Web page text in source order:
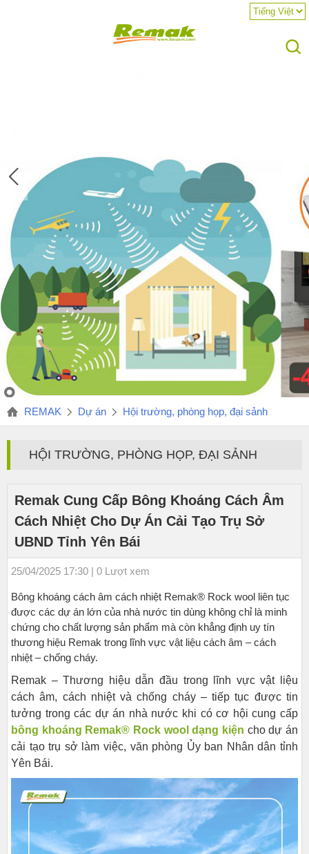
REMAK Dự án Hội trường, phòng họp, đại sảnh
HỘI TRƯỜNG, PHÒNG HỌP, ĐẠI SẢNH
Remak Cung Cấp Bông Khoáng Cách Âm
Cách Nhiệt Cho Dự Án Cải Tạo Trụ Sở
UBND Tỉnh Yên Bái
25/04/2025 17:30 | 0 Lượt xem
Bông khoáng cách âm cách nhiệt Remak® Rock wool liên tục
được các dự án lớn của nhà nước tin dùng không chỉ là minh
chứng cho chất lượng sản phẩm mà còn khẳng định uy tín
thương hiệu Remak trong lĩnh vực vật liệu cách âm – cách
nhiệt – chống cháy.
Remak – Thương hiệu dẫn đầu trong lĩnh vực vật liệu
cách âm, cách nhiệt và chống cháy – tiếp tục được tin
tưởng trong các dự án nhà nước khi có cơ hội cung cấp
bông khoáng Remak® Rock wool dạng kiện cho dự án
cải tạo trụ sở làm việc, văn phòng Ủy ban Nhân dân tỉnh
Yên Bái.